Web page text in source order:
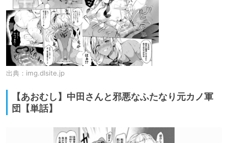
出典： img.dlsite.jp
【あおむし】中田さんと邪悪なふたなり元カノ軍
団【単話】